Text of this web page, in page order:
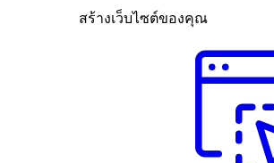
สร้างเว็บไซต์ของคุณ